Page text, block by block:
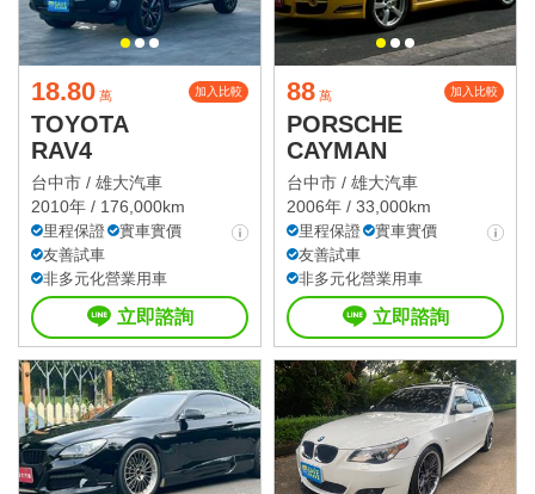
18.80 萬 加入比較
TOYOTA
RAV4
台中市 / 雄大汽車
2010年 / 176,000km
里程保證
實車實價
友善試車
非多元化營業用車
立即諮詢
88 萬 加入比較
PORSCHE
CAYMAN
台中市 / 雄大汽車
2006年 / 33,000km
里程保證
實車實價
友善試車
非多元化營業用車
立即諮詢